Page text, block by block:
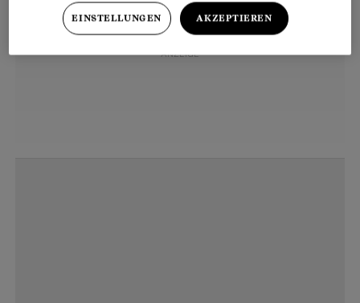
EINSTELLUNGEN AKZEPTIEREN